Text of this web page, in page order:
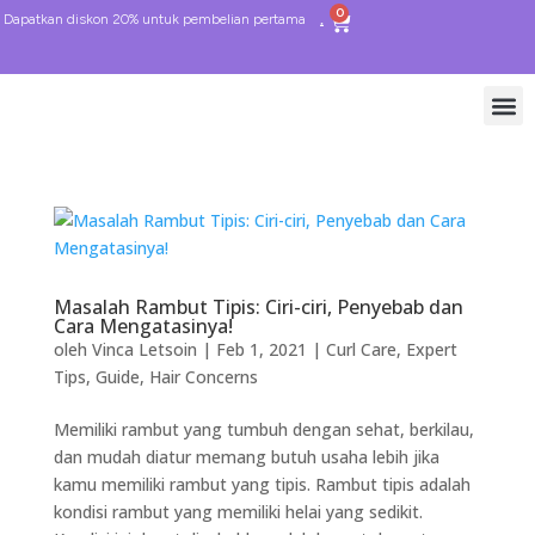
Dapatkan diskon 20% untuk pembelian pertama 0
Masalah Rambut Tipis: Ciri-ciri, Penyebab dan
Cara Mengatasinya!
oleh Vinca Letsoin | Feb 1, 2021 | Curl Care, Expert
Tips, Guide, Hair Concerns
Memiliki rambut yang tumbuh dengan sehat, berkilau,
dan mudah diatur memang butuh usaha lebih jika
kamu memiliki rambut yang tipis. Rambut tipis adalah
kondisi rambut yang memiliki helai yang sedikit.